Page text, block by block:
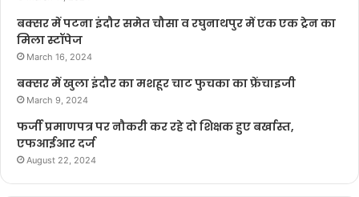
बक्सर में पटना इंदौर समेत चौसा व रघुनाथपुर में एक एक ट्रेन का
मिला स्टॉपेज
March 16, 2024
बक्सर में खुला इंदौर का मशहूर चाट फुचका का फ्रेंचाइजी
March 9, 2024
फर्जी प्रमाणपत्र पर नौकरी कर रहे दो शिक्षक हुए बर्खास्त,
एफआईआर दर्ज
August 22, 2024